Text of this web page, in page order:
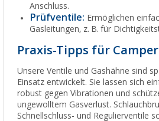
Anschluss.
Prüfventile: Ermöglichen
Gasleitungen, z. B. für
Praxis-Tipps für Camper
Unsere Ventile und Gashähne sind
Einsatz entwickelt. Sie lassen sich
robust gegen Vibrationen und
ungewolltem Gasverlust.
Schnellschluss- und Regulierventile